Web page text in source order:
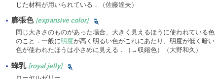
じた材料が用いられている．（佐藤達夫）
膨張色 [expansive color]
同じ大きさのものがあった場合、大きく見えるほうに使われている色
のこと．一般に明度が高く明るい色がこれにあたり、明度が低く暗い
色が使われたほうは小さめに見える．（→収縮色）（大野和久）
蜂乳 [royal jelly]